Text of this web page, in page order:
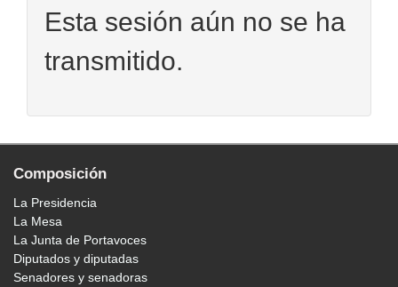
Esta sesión aún no se ha
transmitido.
Composición
La Presidencia
La Mesa
La Junta de Portavoces
Diputados y diputadas
Senadores y senadoras